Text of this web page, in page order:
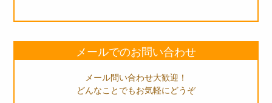
メールでのお問い合わせ
メール問い合わせ大歓迎！
どんなことでもお気軽にどうぞ